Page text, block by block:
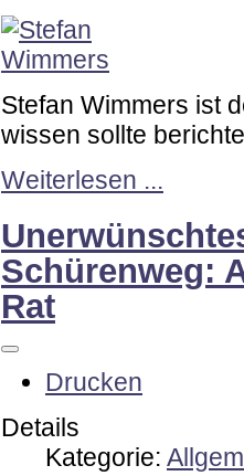
Stefan Wimmers ist
wissen sollte
Weiterlesen ...
Schürenweg:
Rat
Drucken
Details
Kategorie: